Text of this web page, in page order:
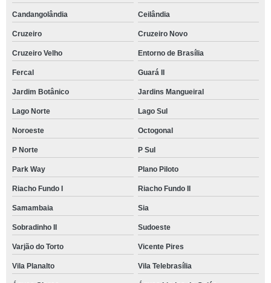
Candangolândia Ceilândia
Cruzeiro Cruzeiro Novo
Cruzeiro Velho Entorno de Brasília
Fercal Guará II
Jardim Botânico Jardins Mangueiral
Lago Norte Lago Sul
Noroeste Octogonal
P Norte P Sul
Park Way Plano Piloto
Riacho Fundo I Riacho Fundo II
Samambaia Sia
Sobradinho II Sudoeste
Varjão do Torto Vicente Pires
Vila Planalto Vila Telebrasília